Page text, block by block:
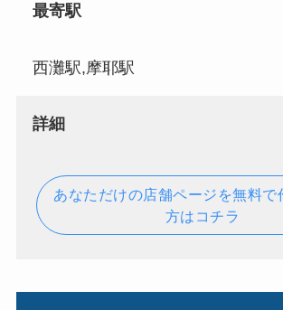
最寄駅
西灘駅,摩耶駅
詳細
あなただけの店舗ページを無料で
方はコチラ